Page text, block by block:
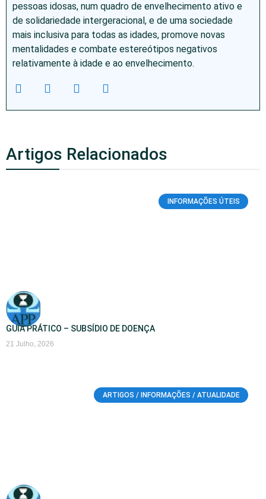
pessoas idosas, num quadro de envelhecimento ativo e
de solidariedade intergeracional, e de uma sociedade
mais inclusiva para todas as idades, promove novas
mentalidades e combate estereótipos negativos
relativamente à idade e ao envelhecimento.
Artigos Relacionados
INFORMAÇÕES ÚTEIS
GUIA PRÁTICO – SUBSÍDIO DE DOENÇA
21 Julho, 2026
ARTIGOS / INFORMAÇÕES / ATUALIDADE